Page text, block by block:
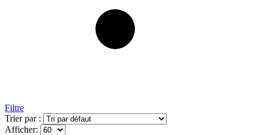
Filtre
Trier par :
Afficher: